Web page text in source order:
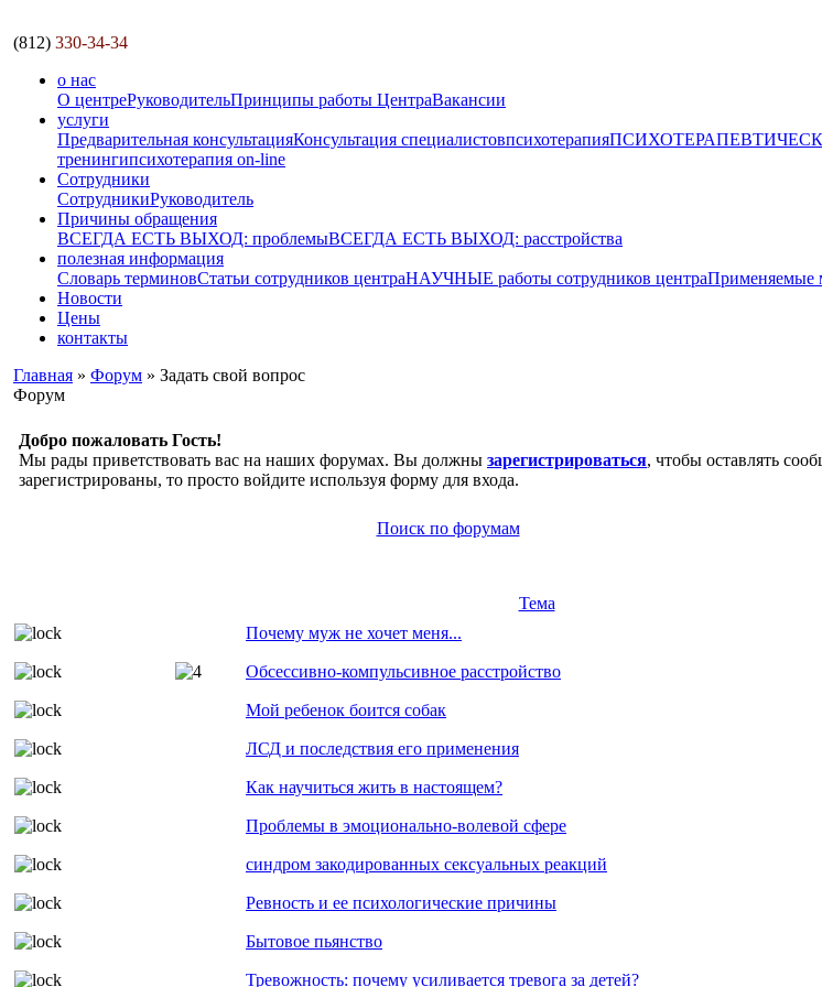
(812) 330-34-34
о нас
О центреРуководительПринципы работы ЦентраВакансии
услуги
Предварительная консультацияКонсультация специалистовпсихотерапия
тренингипсихотерапия on-line
Сотрудники
СотрудникиРуководитель
Причины обращения
ВСЕГДА ЕСТЬ ВЫХОД: проблемыВСЕГДА ЕСТЬ ВЫХОД: расстройства
полезная информация
Словарь терминовСтатьи сотрудников центраНАУЧНЫЕ работы сотрудников центраПрименяемые
Новости
Цены
контакты
Главная » Форум » Задать свой вопрос
Форум
Добро пожаловать Гость!
Мы рады приветствовать вас на наших форумах. Вы должны зарегистрироваться, чтобы оставлять
зарегистрированы, то просто войдите используя форму для входа.
Поиск по форумам
Тема
Почему муж не хочет меня...
Обсессивно-компульсивное расстройство
Мой ребенок боится собак
ЛСД и последствия его применения
Как научиться жить в настоящем?
Проблемы в эмоционально-волевой сфере
синдром закодированных сексуальных реакций
Ревность и ее психологические причины
Бытовое пьянство
Тревожность: почему усиливается тревога за детей?